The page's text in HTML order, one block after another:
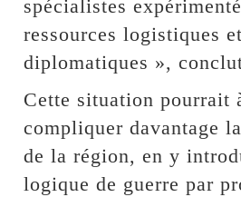
spécialistes
ressources logistiques et
diplomatiques »,
Cette situation pourrait
compliquer davantage
de la région, en y
logique de guerre par